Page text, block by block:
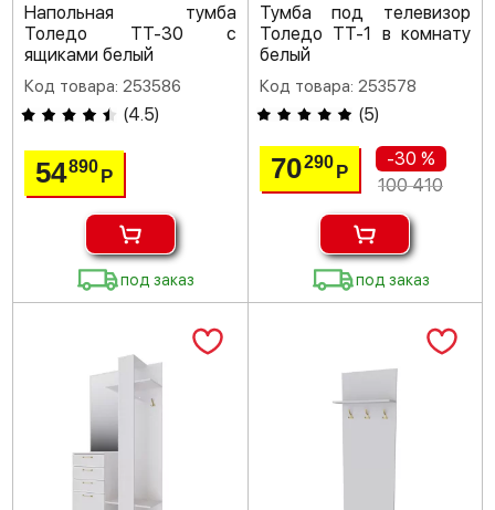
Напольная тумба
Толедо ТТ-30 с
ящиками белый
Код товара: 253586
(4.5)
54890Р
под заказ
Тумба под телевизор
Толедо ТТ-1 в комнату
белый
Код товара: 253578
(5)
70290 Р
-30 %
100 410
под заказ